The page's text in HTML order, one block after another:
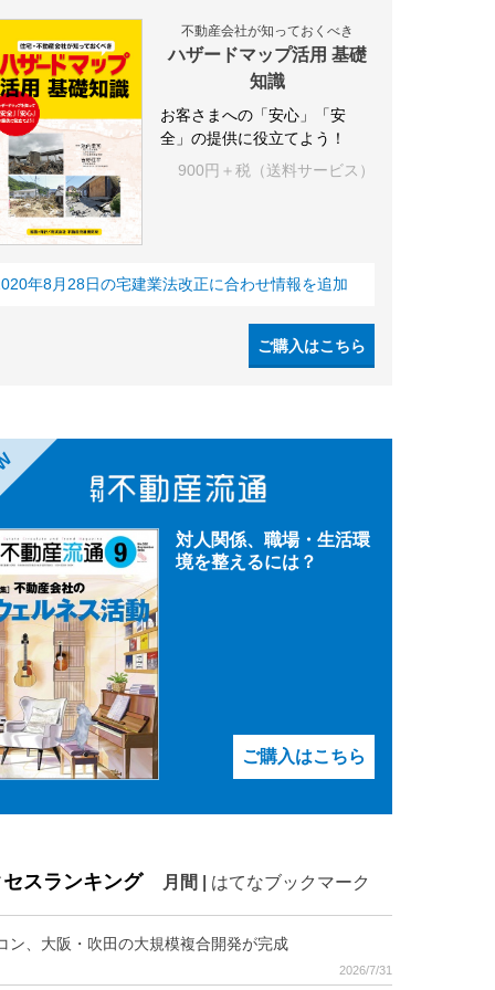
不動産会社が知っておくべき
ハザードマップ活用 基礎
知識
お客さまへの「安心」「安
全」の提供に役立てよう！
900円＋税（送料サービス）
年8月28日の宅建業法改正に合わせ情報を追加
ご購入はこちら
対人関係、職場・生活環
境を整えるには？
ご購入はこちら
セスランキング 月間 はてなブックマーク
ン、大阪・吹田の大規模複合開発が完成
2026/7/31